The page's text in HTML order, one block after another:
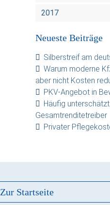
2017
Neueste Beiträge
Silberstreif am
Warum moderne
aber nicht Kosten
PKV-Angebot in
Häufig
Gesamtrenditetreiber
Privater
Zur Startseite